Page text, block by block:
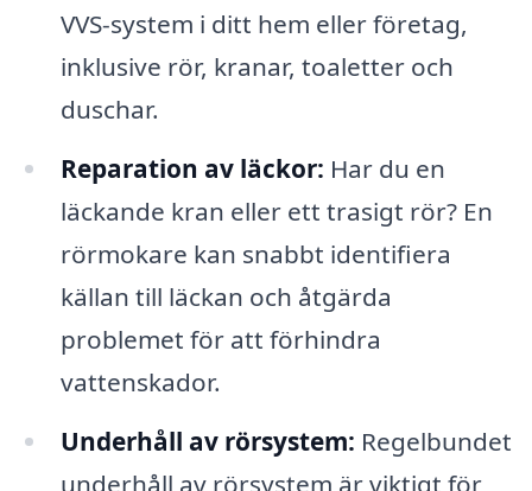
VVS-system i ditt hem eller företag,
inklusive rör, kranar, toaletter och
duschar.
Reparation av läckor: Har du en
läckande kran eller ett trasigt rör? En
rörmokare kan snabbt identifiera
källan till läckan och åtgärda
problemet för att förhindra
vattenskador.
Underhåll av rörsystem: Regelbundet
underhåll av rörsystem är viktigt för